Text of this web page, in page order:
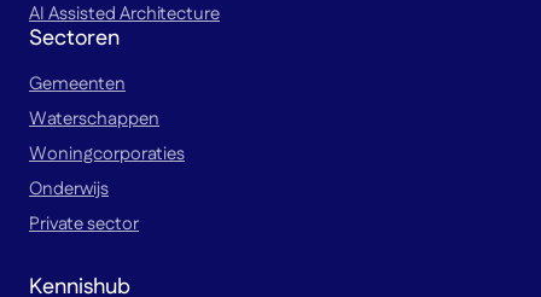
AI Assisted Architecture
Sectoren
Gemeenten
Waterschappen
Woningcorporaties
Onderwijs
Private sector
Kennishub